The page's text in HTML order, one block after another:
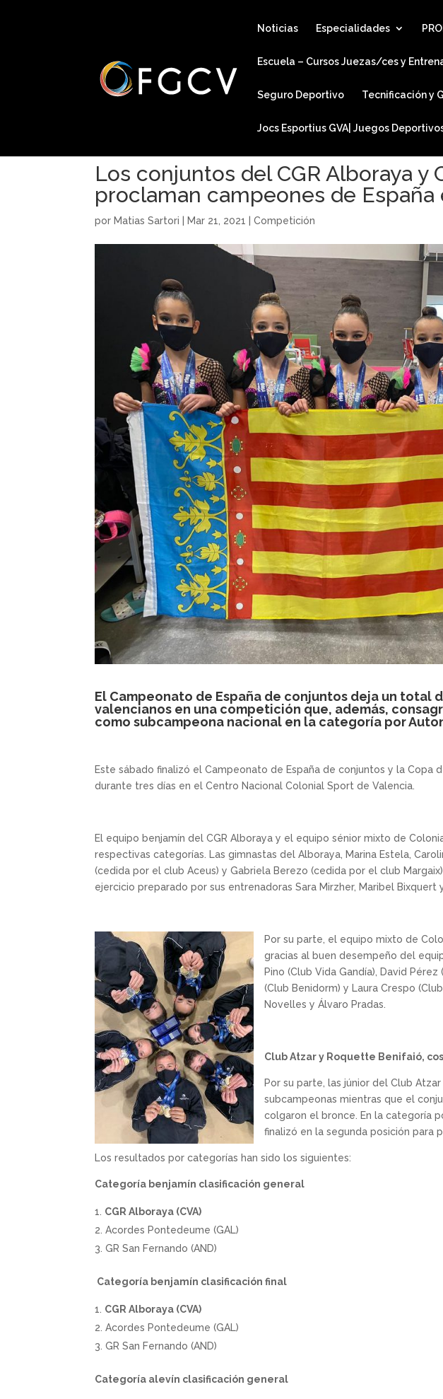
Noticias Especialidades
Escuela – Cursos Juezas/ces y
Seguro Deportivo Tecnificación y
Jocs Esportius GVA| Juegos
Los conjuntos del CGR Alboraya y
proclaman campeones de España
por Matias Sartori Mar 21, 2021 |Competición
El Campeonato de España de conjuntos deja un total
valencianos en una competición que, además,
como subcampeona nacional en la categoría por
Este sábado finalizó el Campeonato de España de conjuntos y la Copa
durante tres días en el Centro Nacional Colonial Sport de Valencia.
El equipo benjamín del CGR Alboraya y el equipo sénior mixto de
respectivas categorías. Las gimnastas del Alboraya, Marina Estela,
(cedida por el club Aceus) y Gabriela Berezo (cedida por el club
ejercicio preparado por sus entrenadoras Sara Mirzher, Maribel Bixquert
Por su parte, el equipo mixto de
gracias al buen desempeño del
Pino (Club Vida Gandía), David
(Club Benidorm) y Laura Crespo
Novelles y Álvaro Pradas.
Club Atzar y Roquette Benifaió,
Por su parte, las júnior del Club
subcampeonas mientras que el
colgaron el bronce. En la categoría
finalizó en la segunda posición para
Los resultados por categorías han sido los siguientes:
Categoría benjamín clasificación general
CGR Alboraya (CVA)
Acordes Pontedeume (GAL)
GR San Fernando (AND)
Categoría benjamín clasificación final
CGR Alboraya (CVA)
Acordes Pontedeume (GAL)
GR San Fernando (AND)
Categoría alevín clasificación general